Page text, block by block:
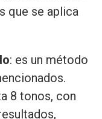
que se aplica
: es un método
8 tonos, con